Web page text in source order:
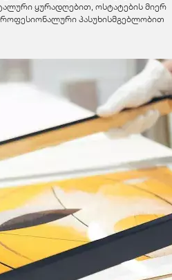
ყურადღებით, ოსტატების მიერ
პასუხისმგებლობით